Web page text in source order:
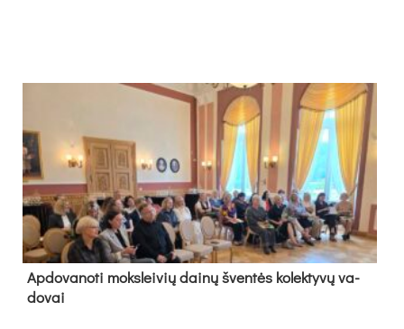
Ap­do­va­no­ti moks­lei­vių dai­nų šven­tės ko­lek­ty­vų va­
do­vai